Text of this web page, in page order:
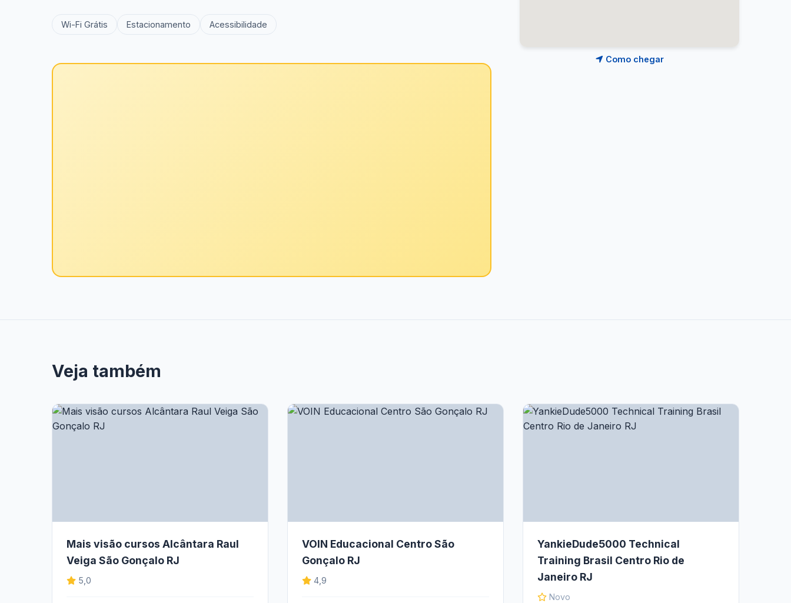
Wi-Fi Grátis Estacionamento Acessibilidade
Como chegar
Veja também
Mais visão cursos Alcântara Raul
Veiga São Gonçalo RJ
5,0
VOIN Educacional Centro São
Gonçalo RJ
4,9
YankieDude5000 Technical
Training Brasil Centro Rio de
Janeiro RJ
Novo